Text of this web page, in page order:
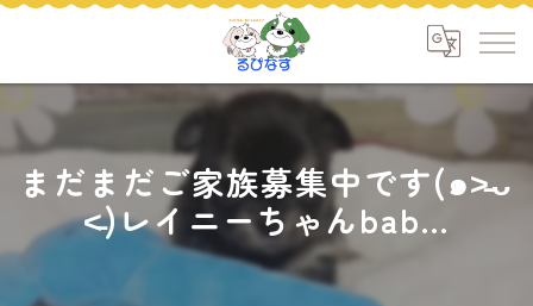
まだまだご家族募集中です(๑˃̵ᴗ
˂̵)レイニーちゃんbab...